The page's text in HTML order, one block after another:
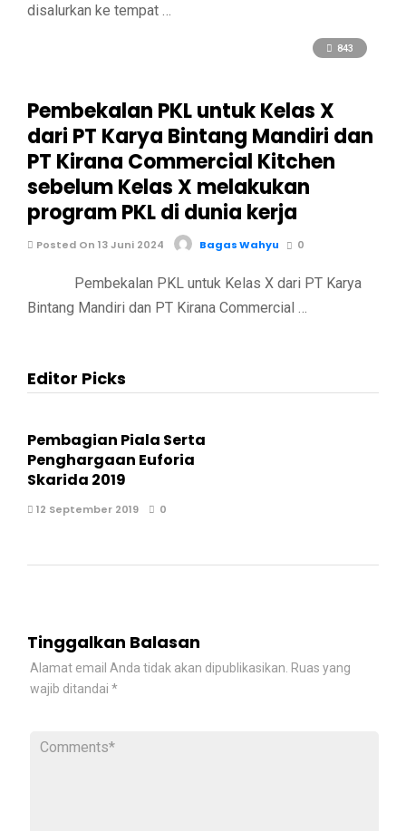
disalurkan ke tempat …
843
Pembekalan PKL untuk Kelas X
dari PT Karya Bintang Mandiri dan
PT Kirana Commercial Kitchen
sebelum Kelas X melakukan
program PKL di dunia kerja
Posted On 13 Juni 2024 Bagas Wahyu 0
Pembekalan PKL untuk Kelas X dari PT Karya
Bintang Mandiri dan PT Kirana Commercial …
Editor Picks
Pembagian Piala Serta
Penghargaan Euforia
Skarida 2019
12 September 2019 0
Tinggalkan Balasan
Alamat email Anda tidak akan dipublikasikan. Ruas yang
wajib ditandai *